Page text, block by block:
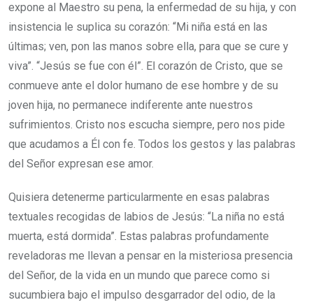
expone al Maestro su pena, la enfermedad de su hija, y con
insistencia le suplica su corazón: “Mi niña está en las
últimas; ven, pon las manos sobre ella, para que se cure y
viva”. “Jesús se fue con él”. El corazón de Cristo, que se
conmueve ante el dolor humano de ese hombre y de su
joven hija, no permanece indiferente ante nuestros
sufrimientos. Cristo nos escucha siempre, pero nos pide
que acudamos a Él con fe. Todos los gestos y las palabras
del Señor expresan ese amor.
Quisiera detenerme particularmente en esas palabras
textuales recogidas de labios de Jesús: “La niña no está
muerta, está dormida”. Estas palabras profundamente
reveladoras me llevan a pensar en la misteriosa presencia
del Señor, de la vida en un mundo que parece como si
sucumbiera bajo el impulso desgarrador del odio, de la